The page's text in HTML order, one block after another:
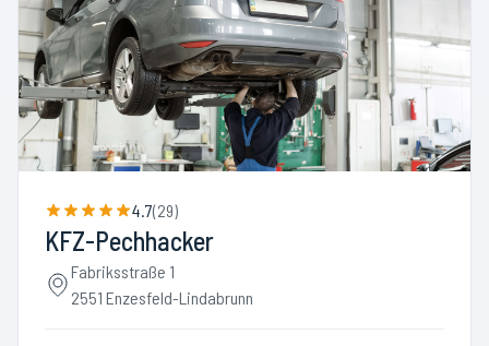
4.7(29)
KFZ-Pechhacker
Fabriksstraße 1
2551 Enzesfeld-Lindabrunn